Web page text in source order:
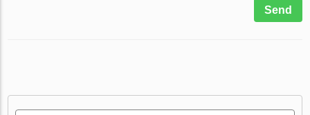
Send